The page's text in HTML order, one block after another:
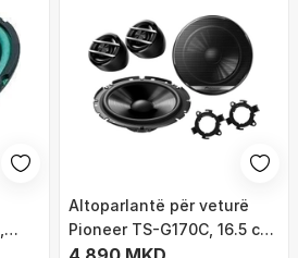
Altoparlantë për veturë
Pioneer TS-G170C, 16.5 cm,
300W, të zinj